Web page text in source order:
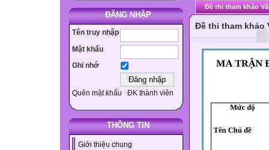
ĐĂNG NHẬP
Tên truy nhập
Mật khẩu
Ghi nhớ
Quên mật khẩu ĐK thành viên
THÔNG TIN
Giới thiệu chung
Đề thi tham khảo
Đề thi tham khảo